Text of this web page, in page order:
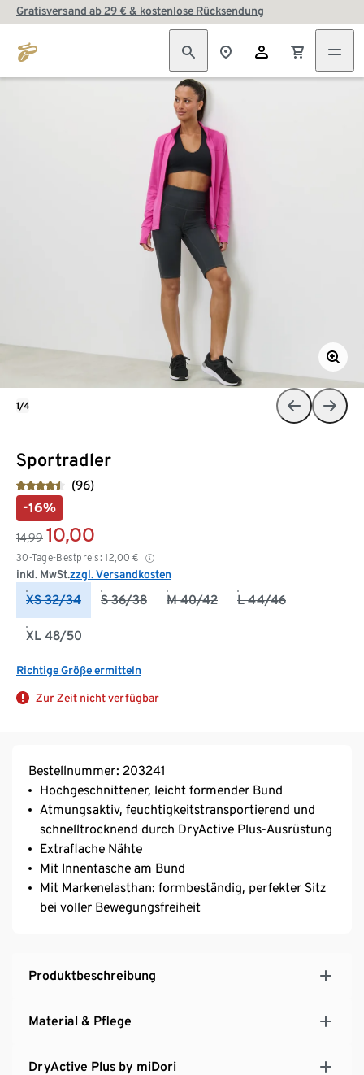
Gratisversand ab 29 € & kostenlose Rücksendung
Sportradler
(96)
-16%
14,99 10,00
30-Tage-Bestpreis: 12,00 €
inkl. MwSt.zzgl. Versandkosten
XS 32/34 S 36/38 M 40/42 L 44/46
XL 48/50
Richtige Größe ermitteln
Zur Zeit nicht verfügbar
1/4
Bestellnummer: 203241
Hochgeschnittener, leicht formender Bund
Atmungsaktiv, feuchtigkeitstransportierend und
schnelltrocknend durch DryActive Plus-Ausrüstung
Extraflache Nähte
Mit Innentasche am Bund
Mit Markenelasthan: formbeständig, perfekter Sitz
bei voller Bewegungsfreiheit
Produktbeschreibung
Material & Pflege
DryActive Plus by miDori